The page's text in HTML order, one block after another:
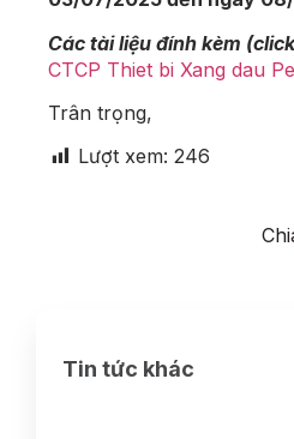
Các tài liệu đính kèm
CTCP Thiet bi Xang dau
Trân trọng,
Lượt xem: 246
Tin tức khác